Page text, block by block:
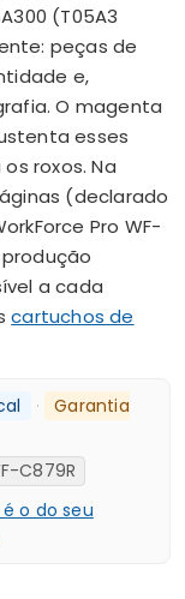
(T05A3
peças de
e,
O magenta
esses
roxos. Na
(declarado
Pro WF-
a cada
cartuchos de
·
Garantia
C879R
o do seu